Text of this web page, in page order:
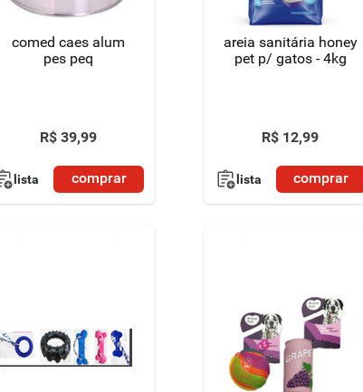
comed caes alum
pes peq
R$ 39,99
lista comprar
areia sanitária honey
pet p/ gatos - 4kg
R$ 12,99
lista comprar